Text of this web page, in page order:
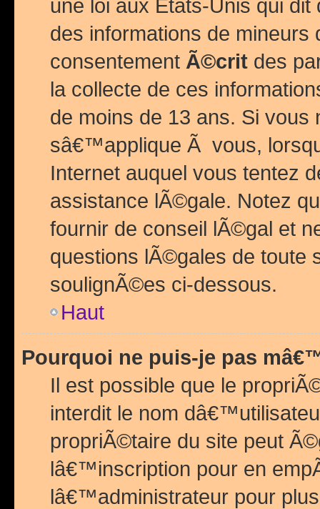
une loi aux Etats-Unis qui
des informations de mineurs
consentement Ã©crit des
la collecte de ces
de moins de 13 ans. Si
sâ€™applique Ã vous,
Internet auquel vous tentez
assistance lÃ©gale. Notez
fournir de conseil lÃ©gal et
questions lÃ©gales de
soulignÃ©es ci-dessous.
Haut
Pourquoi ne puis-je pas
Il est possible que le
interdit le nom
propriÃ©taire du site peut
lâ€™inscription pour en
lâ€™administrateur pour